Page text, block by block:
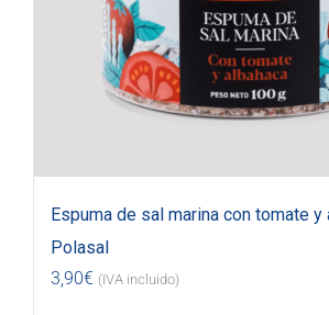
Espuma de sal marina con tomate y
Polasal
3,90€ (IVA incluido)